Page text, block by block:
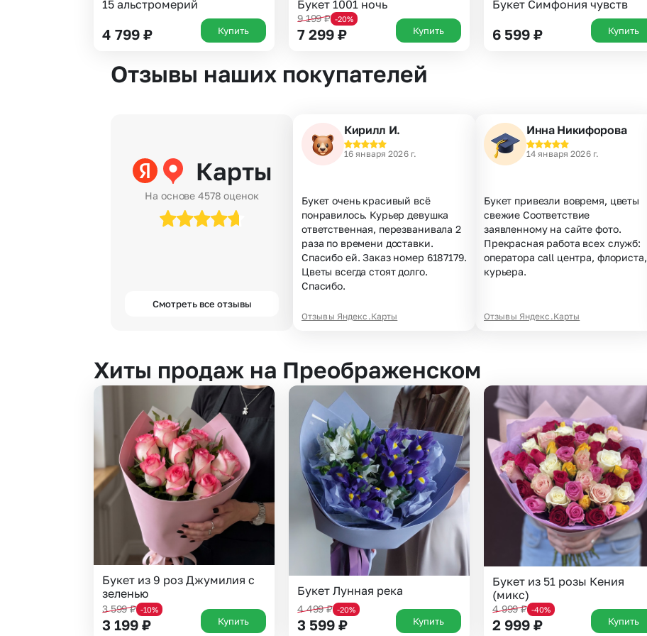
15 альстромерий
4 799 ₽ Купить
Букет 1001 ночь
9 199₽ -20%
7 299 ₽ Купить
Букет Симфония чувств
6 599 ₽ Купить
Отзывы наших покупателей
Карты
На основе 4578 оценок
Смотреть все отзывы
Кирилл И.
16 января 2026 г.
Букет очень красивый всё
понравилось. Курьер девушка
ответственная, перезванивала 2
раза по времени доставки.
Спасибо ей. Заказ номер 6187179.
Цветы всегда стоят долго.
Спасибо.
Отзывы Яндекс.Карты
Инна Никифорова
14 января 2026 г.
Букет привезли вовремя, цветы
свежие Соответствие
заявленному на сайте фото.
Прекрасная работа всех служб:
оператора call центра, флориста,
курьера.
Отзывы Яндекс.Карты
Хиты продаж на Преображенском
Букет из 9 роз Джумилия с
зеленью
3 599₽ -10%
3 199 ₽ Купить
Букет Лунная река
4 499₽ -20%
3 599 ₽ Купить
Букет из 51 розы Кения
(микс)
4 999₽ -40%
2 999 ₽ Купить